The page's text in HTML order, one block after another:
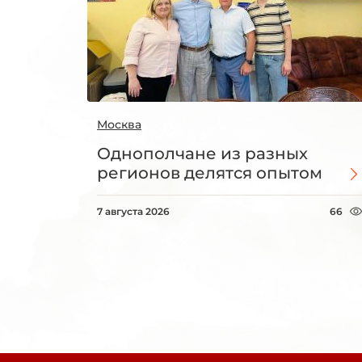
Москва
Однополчане из разных
регионов делятся опытом
7 августа 2026 66